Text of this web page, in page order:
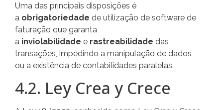
Uma das principais disposições é
a obrigatoriedade de utilização de software de
faturação que garanta
a inviolabilidade e rastreabilidade das
transações, impedindo a manipulação de dados
ou a existência de contabilidades paralelas.
4.2. Ley Crea y Crece